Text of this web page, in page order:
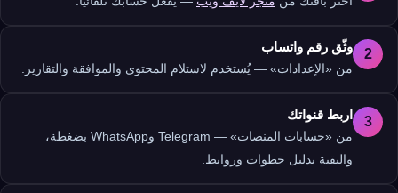
2 وثّق رقم واتساب
من «الإعدادات» — يُستخدم لاستلام المحتوى والموافقة والتقارير.
3 اربط قنواتك
من «حسابات المنصات» — Telegram وWhatsApp بضغطة،
والبقية بدليل خطوات وروابط.